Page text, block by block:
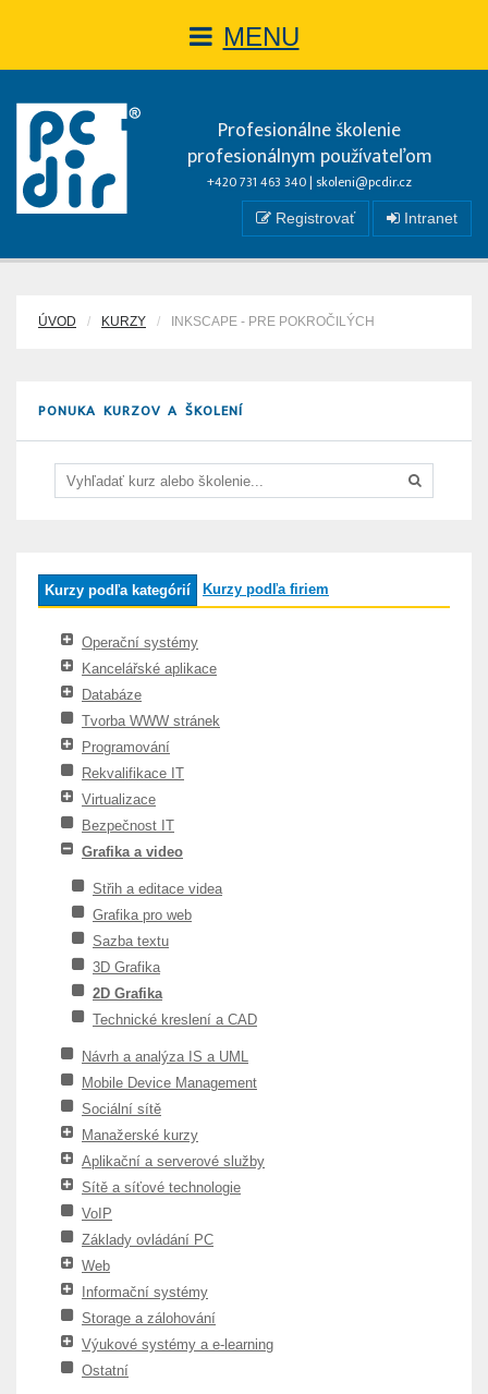
MENU
Profesionálne školenie
profesionálnym používateľom
+420 731 463 340 | skoleni@pcdir.cz
Registrovať Intranet
ÚVOD KURZY INKSCAPE - PRE POKROČILÝCH
PONUKA KURZOV A ŠKOLENÍ
Kurzy podľa kategórií Kurzy podľa firiem
Operační systémy
Kancelářské aplikace
Databáze
Tvorba WWW stránek
Programování
Rekvalifikace IT
Virtualizace
Bezpečnost IT
Grafika a video
Střih a editace videa
Grafika pro web
Sazba textu
3D Grafika
2D Grafika
Technické kreslení a CAD
Návrh a analýza IS a UML
Mobile Device Management
Sociální sítě
Manažerské kurzy
Aplikační a serverové služby
Sítě a síťové technologie
VoIP
Základy ovládání PC
Web
Informační systémy
Storage a zálohování
Výukové systémy a e-learning
Ostatní